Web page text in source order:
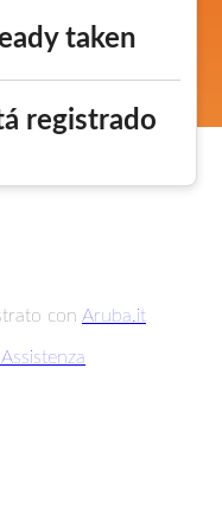
taken
registrado
con Aruba.it